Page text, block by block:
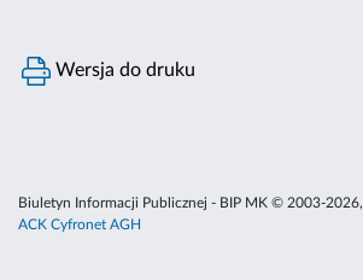
Wersja do druku
Biuletyn Informacji Publicznej - BIP MK © 2003-2026,
ACK Cyfronet AGH